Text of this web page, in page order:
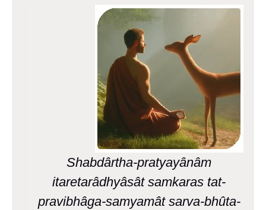
Shabdârtha-pratyayânâm
itaretarâdhyâsât samkaras tat-
pravibhâga-samyamât sarva-bhûta-